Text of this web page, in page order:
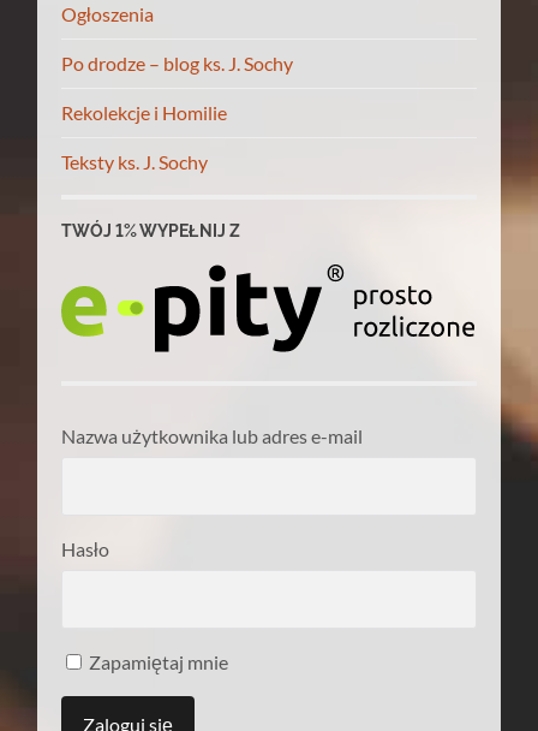
Ogłoszenia
Po drodze – blog ks. J. Sochy
Rekolekcje i Homilie
Teksty ks. J. Sochy
TWÓJ 1% WYPEŁNIJ Z
Nazwa użytkownika lub adres e-mail
Hasło
Zapamiętaj mnie